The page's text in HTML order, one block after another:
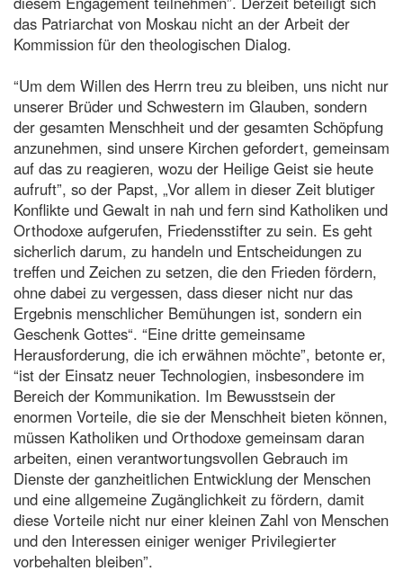
das Patriarchat von Moskau nicht an der Arbeit der
Kommission für den theologischen Dialog.
“Um dem Willen des Herrn treu zu bleiben, uns nicht nur
unserer Brüder und Schwestern im Glauben, sondern
der gesamten Menschheit und der gesamten Schöpfung
anzunehmen, sind unsere Kirchen gefordert, gemeinsam
auf das zu reagieren, wozu der Heilige Geist sie heute
aufruft”, so der Papst, „Vor allem in dieser Zeit blutiger
Konflikte und Gewalt in nah und fern sind Katholiken und
Orthodoxe aufgerufen, Friedensstifter zu sein. Es geht
sicherlich darum, zu handeln und Entscheidungen zu
treffen und Zeichen zu setzen, die den Frieden fördern,
ohne dabei zu vergessen, dass dieser nicht nur das
Ergebnis menschlicher Bemühungen ist, sondern ein
Geschenk Gottes“. “Eine dritte gemeinsame
Herausforderung, die ich erwähnen möchte”, betonte er,
“ist der Einsatz neuer Technologien, insbesondere im
Bereich der Kommunikation. Im Bewusstsein der
enormen Vorteile, die sie der Menschheit bieten können,
müssen Katholiken und Orthodoxe gemeinsam daran
arbeiten, einen verantwortungsvollen Gebrauch im
Dienste der ganzheitlichen Entwicklung der Menschen
und eine allgemeine Zugänglichkeit zu fördern, damit
diese Vorteile nicht nur einer kleinen Zahl von Menschen
und den Interessen einiger weniger Privilegierter
vorbehalten bleiben”.